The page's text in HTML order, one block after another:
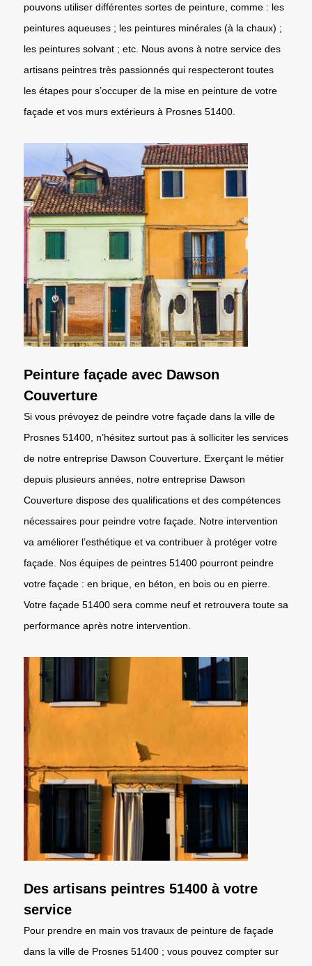
pouvons utiliser différentes sortes de peinture, comme : les
peintures aqueuses ; les peintures minérales (à la chaux) ;
les peintures solvant ; etc. Nous avons à notre service des
artisans peintres très passionnés qui respecteront toutes
les étapes pour s’occuper de la mise en peinture de votre
façade et vos murs extérieurs à Prosnes 51400.
Peinture façade avec Dawson
Couverture
Si vous prévoyez de peindre votre façade dans la ville de
Prosnes 51400, n’hésitez surtout pas à solliciter les services
de notre entreprise Dawson Couverture. Exerçant le métier
depuis plusieurs années, notre entreprise Dawson
Couverture dispose des qualifications et des compétences
nécessaires pour peindre votre façade. Notre intervention
va améliorer l’esthétique et va contribuer à protéger votre
façade. Nos équipes de peintres 51400 pourront peindre
votre façade : en brique, en béton, en bois ou en pierre.
Votre façade 51400 sera comme neuf et retrouvera toute sa
performance après notre intervention.
Des artisans peintres 51400 à votre
service
Pour prendre en main vos travaux de peinture de façade
dans la ville de Prosnes 51400 ; vous pouvez compter sur